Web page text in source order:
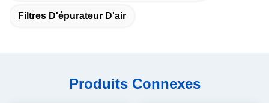
Filtres D'épurateur D'air
Produits Connexes